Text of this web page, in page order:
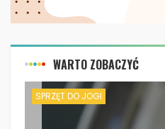
WARTO ZOBACZYĆ
SPRZĘT DO JOGI